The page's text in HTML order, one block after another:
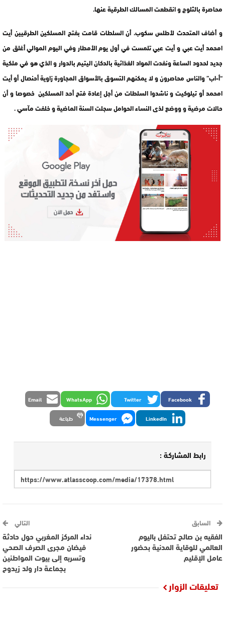
محاصرة بالثلوج و انقطعت المسالك الطرقية عنها.
و أضاف المتحدث لأطلس سكوب، أن السلطات قامت بفتح المسلكين الطرقيين أيت
امحمد أيت عبي و أيت عبي تلمست في أول يوم الأمطار وفي اليوم الموالي أغلق من
جديد لحدود الساعة ونفدت المواد الغذائية بالدكان اليتيم بالدوار و الذي هو في ملكية
“أ-اب” والناس محاصرون و لا يمكنهم التسوق بالأسواق المجاورة زاوية أحنصال أو أيت
امحمد أو تيلوكيت و ناشدوا السلطات من أجل إعادة فتح أحد المسلكين خصوصا و أن
حالات مرضية و ووضع لذى النساء الحوامل سجلت السنة الماضية و خلفت مآسي .
Facebook
Twitter
WhatsApp
Email
LinkedIn
Messenger طباعة
رابط المشاركة :
السابق
الفقيه بن صالح تحتفل باليوم
العالمي للوقاية المدنية بحضور
عامل الإقليم
التالي
نداء المركز المغربي حول حادثة
فيضان مجرى الصرف الصحي
وتسربه إلى بيوت المواطنين
بجماعة دار ولد زيدوح
تعليقات الزوار